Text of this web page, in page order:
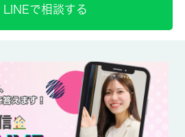
行かなくてもインターホン越しに誰が
安心感があります。忙しい朝でも鏡を
えられる独立洗面台を備えておりま
いかがでしょうか。メンテナンスも簡
LINEで相談する